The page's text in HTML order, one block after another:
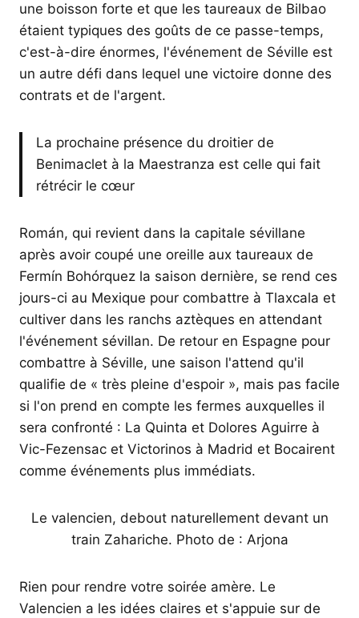
une boisson forte et que les taureaux de Bilbao
étaient typiques des goûts de ce passe-temps,
c'est-à-dire énormes, l'événement de Séville est
un autre défi dans lequel une victoire donne des
contrats et de l'argent.
La prochaine présence du droitier de
Benimaclet à la Maestranza est celle qui fait
rétrécir le cœur
Román, qui revient dans la capitale sévillane
après avoir coupé une oreille aux taureaux de
Fermín Bohórquez la saison dernière, se rend ces
jours-ci au Mexique pour combattre à Tlaxcala et
cultiver dans les ranchs aztèques en attendant
l'événement sévillan. De retour en Espagne pour
combattre à Séville, une saison l'attend qu'il
qualifie de « très pleine d'espoir », mais pas facile
si l'on prend en compte les fermes auxquelles il
sera confronté : La Quinta et Dolores Aguirre à
Vic-Fezensac et Victorinos à Madrid et Bocairent
comme événements plus immédiats.
Le valencien, debout naturellement devant un
train Zahariche. Photo de : Arjona
Rien pour rendre votre soirée amère. Le
Valencien a les idées claires et s'appuie sur de